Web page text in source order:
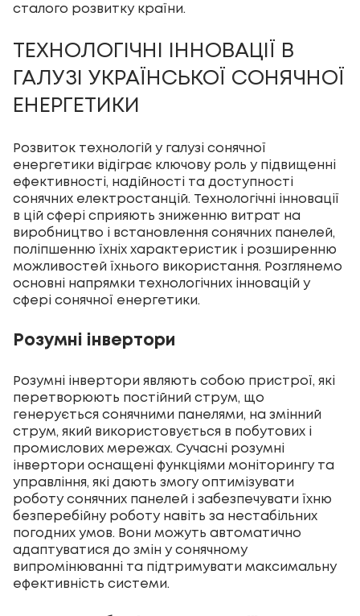
сталого розвитку країни.
ТЕХНОЛОГІЧНІ ІННОВАЦІЇ В
ГАЛУЗІ УКРАЇНСЬКОЇ СОНЯЧНОЇ
ЕНЕРГЕТИКИ
Розвиток технологій у галузі сонячної
енергетики відіграє ключову роль у підвищенні
ефективності, надійності та доступності
сонячних електростанцій. Технологічні інновації
в цій сфері сприяють зниженню витрат на
виробництво і встановлення сонячних панелей,
поліпшенню їхніх характеристик і розширенню
можливостей їхнього використання. Розглянемо
основні напрямки технологічних інновацій у
сфері сонячної енергетики.
Розумні інвертори
Розумні інвертори являють собою пристрої, які
перетворюють постійний струм, що
генерується сонячними панелями, на змінний
струм, який використовується в побутових і
промислових мережах. Сучасні розумні
інвертори оснащені функціями моніторингу та
управління, які дають змогу оптимізувати
роботу сонячних панелей і забезпечувати їхню
безперебійну роботу навіть за нестабільних
погодних умов. Вони можуть автоматично
адаптуватися до змін у сонячному
випромінюванні та підтримувати максимальну
ефективність системи.